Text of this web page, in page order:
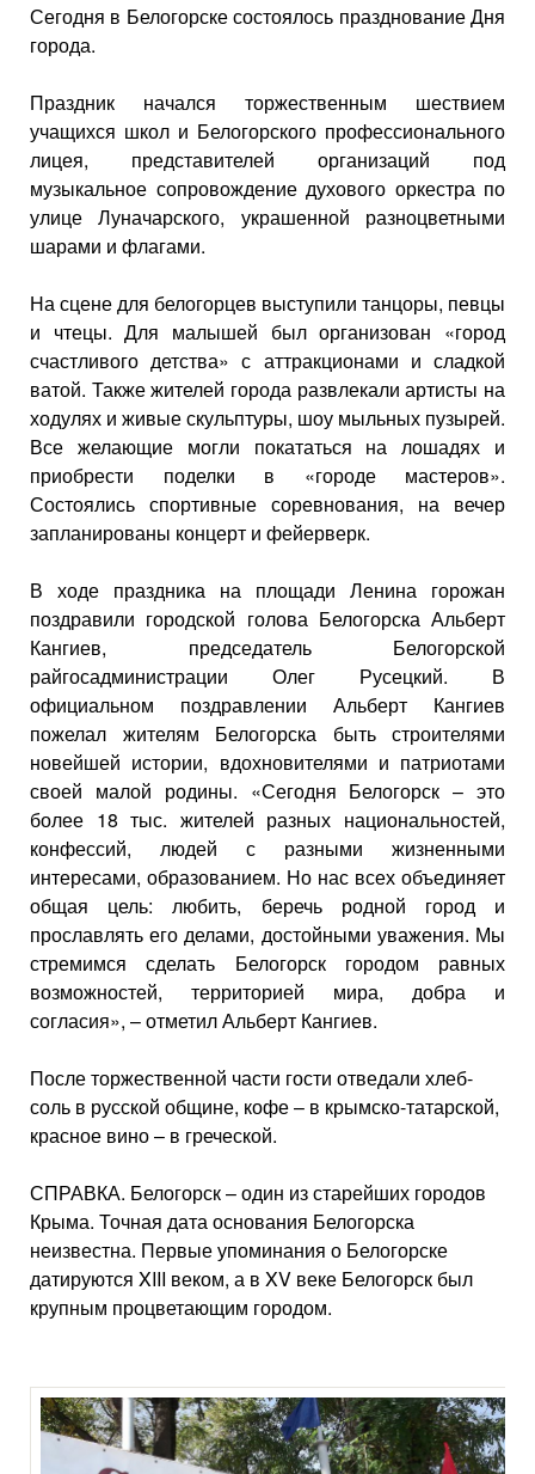
Сегодня в Белогорске состоялось празднование Дня
города.
Праздник начался торжественным шествием
учащихся школ и Белогорского профессионального
лицея, представителей организаций под
музыкальное сопровождение духового оркестра по
улице Луначарского, украшенной разноцветными
шарами и флагами.
На сцене для белогорцев выступили танцоры, певцы
и чтецы. Для малышей был организован «город
счастливого детства» с аттракционами и сладкой
ватой. Также жителей города развлекали артисты на
ходулях и живые скульптуры, шоу мыльных пузырей.
Все желающие могли покататься на лошадях и
приобрести поделки в «городе мастеров».
Состоялись спортивные соревнования, на вечер
запланированы концерт и фейерверк.
В ходе праздника на площади Ленина горожан
поздравили городской голова Белогорска Альберт
Кангиев, председатель Белогорской
райгосадминистрации Олег Русецкий. В
официальном поздравлении Альберт Кангиев
пожелал жителям Белогорска быть строителями
новейшей истории, вдохновителями и патриотами
своей малой родины. «Сегодня Белогорск – это
более 18 тыс. жителей разных национальностей,
конфессий, людей с разными жизненными
интересами, образованием. Но нас всех объединяет
общая цель: любить, беречь родной город и
прославлять его делами, достойными уважения. Мы
стремимся сделать Белогорск городом равных
возможностей, территорией мира, добра и
согласия», – отметил Альберт Кангиев.
После торжественной части гости отведали хлеб-
соль в русской общине, кофе – в крымско-татарской,
красное вино – в греческой.
СПРАВКА. Белогорск – один из старейших городов
Крыма. Точная дата основания Белогорска
неизвестна. Первые упоминания о Белогорске
датируются XIII веком, а в XV веке Белогорск был
крупным процветающим городом.